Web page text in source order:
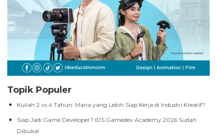
Topik Populer
Kuliah 2 vs 4 Tahun: Mana yang Lebih Siap Kerja di Industri Kreatif?
Siap Jadi Game Developer? IDS Gamedev Academy 2026 Sudah
Dibuka!